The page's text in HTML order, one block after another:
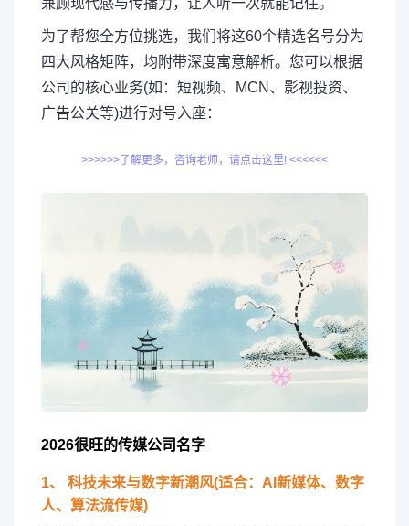
兼顾现代感与传播力，让人听一次就能记住。
为了帮您全方位挑选，我们将这60个精选名号分为
四大风格矩阵，均附带深度寓意解析。您可以根据
公司的核心业务(如：短视频、MCN、影视投资、
广告公关等)进行对号入座：
>>>>>>了解更多，咨询老师，请点击这里! <<<<<<
2026很旺的传媒公司名字
1、 科技未来与数字新潮风(适合：AI新媒体、数字
人、算法流传媒)